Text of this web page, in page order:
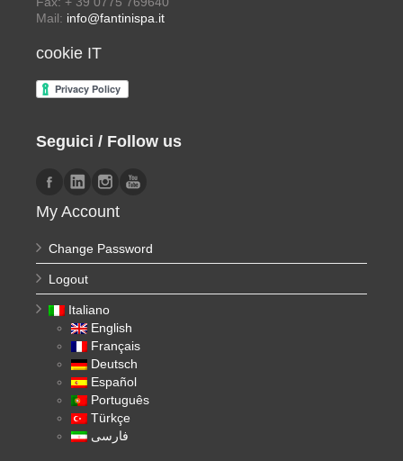
Mail: info@fantinispa.it
cookie IT
Seguici / Follow us
My Account
Change Password
Logout
Italiano
English
Français
Deutsch
Español
Português
Türkçe
فارسی